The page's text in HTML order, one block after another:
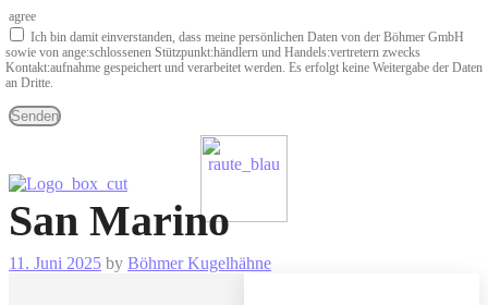
agree
Ich bin damit einverstanden, dass meine persönlichen Daten von der Böhmer GmbH
sowie von ange­:schlossenen Stützpunkt­:händlern und Handels­:vertretern zwecks
Kontakt­:aufnahme gespeichert und verarbeitet werden. Es erfolgt keine Weitergabe der Daten
an Dritte.
Senden
San Marino
11. Juni 2025 by Böhmer Kugelhähne